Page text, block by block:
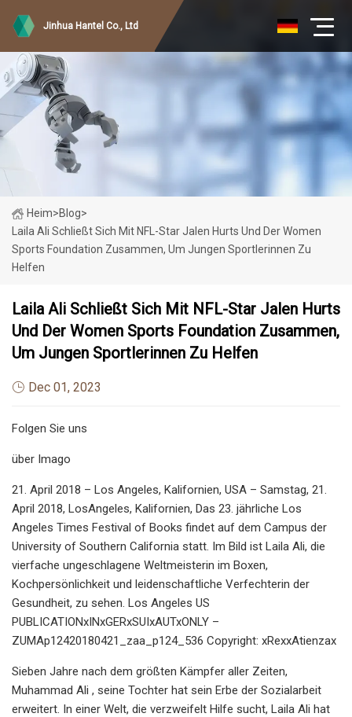
Jinhua Hantel Co., Ltd
Heim>Blog>
Laila Ali Schließt Sich Mit NFL-Star Jalen Hurts Und Der Women
Sports Foundation Zusammen, Um Jungen Sportlerinnen Zu
Helfen
Laila Ali Schließt Sich Mit NFL-Star Jalen Hurts
Und Der Women Sports Foundation Zusammen,
Um Jungen Sportlerinnen Zu Helfen
Dec 01, 2023
Folgen Sie uns
über Imago
21. April 2018 – Los Angeles, Kalifornien, USA – Samstag, 21.
April 2018, LosAngeles, Kalifornien, Das 23. jährliche Los
Angeles Times Festival of Books findet auf dem Campus der
University of Southern California statt. Im Bild ist Laila Ali, die
vierfache ungeschlagene Weltmeisterin im Boxen,
Kochpersönlichkeit und leidenschaftliche Verfechterin der
Gesundheit, zu sehen. Los Angeles US
PUBLICATIONxINxGERxSUIxAUTxONLY –
ZUMAp12420180421_zaa_p124_536 Copyright: xRexxAtienzax
Sieben Jahre nach dem größten Kämpfer aller Zeiten,
Muhammad Ali , seine Tochter hat sein Erbe der Sozialarbeit
erweitert. In einer Welt, die verzweifelt Hilfe sucht, Laila Ali hat